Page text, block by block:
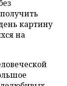
картину
на